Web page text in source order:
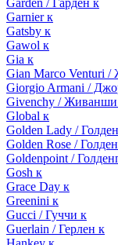
Garden / Гарден к
Garnier к
Gatsby к
Gawol к
Gia к
Gian Marco Venturi
Giorgio Armani /
Givenchy /
Global к
Golden Lady /
Golden Rose /
Goldenpoint /
Gosh к
Grace Day к
Greenini к
Gucci / Гуччи к
Guerlain / Герлен к